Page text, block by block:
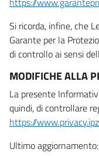
Si ricorda, infine, che
Garante per la
di controllo ai sensi
MODIFICHE ALLA
La presente
quindi, di controllare
https://
Ultimo aggiornamento: